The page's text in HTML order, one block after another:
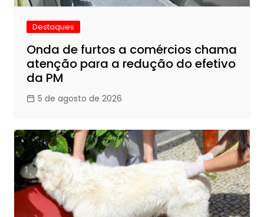
Destaques
Onda de furtos a comércios chama
atenção para a redução do efetivo
da PM
5 de agosto de 2026